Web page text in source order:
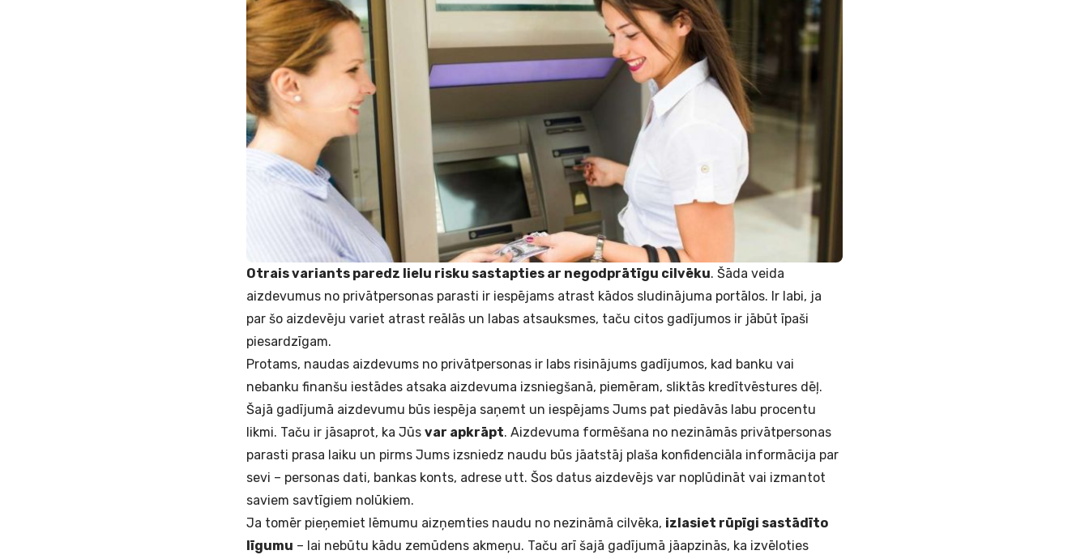
Otrais variants paredz lielu risku sastapties ar negodprātīgu cilvēku. Šāda veida
aizdevumus no privātpersonas parasti ir iespējams atrast kādos sludinājuma portālos. Ir labi, ja
par šo aizdevēju variet atrast reālās un labas atsauksmes, taču citos gadījumos ir jābūt īpaši
piesardzīgam.
Protams, naudas aizdevums no privātpersonas ir labs risinājums gadījumos, kad banku vai
nebanku finanšu iestādes atsaka aizdevuma izsniegšanā, piemēram, sliktās kredītvēstures dēļ.
Šajā gadījumā aizdevumu būs iespēja saņemt un iespējams Jums pat piedāvās labu procentu
likmi. Taču ir jāsaprot, ka Jūs var apkrāpt. Aizdevuma formēšana no nezināmās privātpersonas
parasti prasa laiku un pirms Jums izsniedz naudu būs jāatstāj plaša konfidenciāla informācija par
sevi – personas dati, bankas konts, adrese utt. Šos datus aizdevējs var noplūdināt vai izmantot
saviem savtīgiem nolūkiem.
Ja tomēr pieņemiet lēmumu aizņemties naudu no nezināmā cilvēka, izlasiet rūpīgi sastādīto
līgumu – lai nebūtu kādu zemūdens akmeņu. Taču arī šajā gadījumā jāapzinās, ka izvēloties